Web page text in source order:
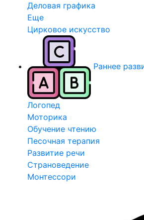
Деловая графика
Еще
Цирковое искусство
Раннее
Логопед
Моторика
Обучение чтению
Песочная терапия
Развитие речи
Страноведение
Монтессори